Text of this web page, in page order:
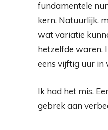
fundamentele
kern. Natuurlijk,
wat variatie
hetzelfde waren.
eens vijftig uur in
Ik had het mis.
gebrek aan